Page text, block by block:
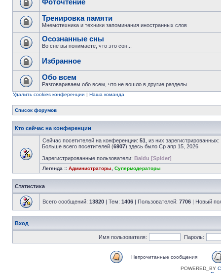
Фоточтение
Тренировка памяти
Мнемотехника и техники запоминания иностранных слов
Осознанные сны
Во сне вы понимаете, что это сон...
Избранное
Обо всем
Разговариваем обо всем, что не вошло в другие разделы
Удалить cookies конференции | Наша команда
Список форумов
Кто сейчас на конференции
Сейчас посетителей на конференции: 51 , из них
Больше всего посетителей (6907) здесь было Ср апр 15, 2026
Зарегистрированные пользователи: Baidu [Spider]
Легенда :: Администраторы Супермодераторы
Статистика
Всего сообщений: 13820 | Тем: 1406 | Пользователей: 7706 | Новый
Вход
Имя пользователя: Пароль:
Непрочитанные сообщения
POWERED_BY